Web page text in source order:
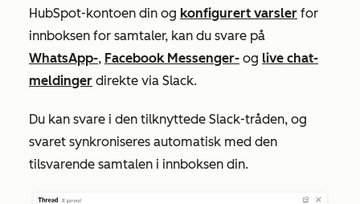
HubSpot-kontoen din og konfigurert varsler for
innboksen for samtaler, kan du svare på
WhatsApp-, Facebook Messenger- og live chat-
meldinger direkte via Slack.
Du kan svare i den tilknyttede Slack-tråden, og
svaret synkroniseres automatisk med den
tilsvarende samtalen i innboksen din.